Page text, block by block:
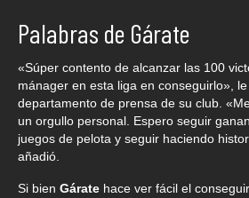
Palabras de Gárate
«Súper contento de alcanzar las 100
mánager en esta liga en conseguirlo»,
departamento de prensa de su club.
un orgullo personal. Espero seguir
juegos de pelota y seguir haciendo
añadió.
Si bien Gárate hace ver fácil el